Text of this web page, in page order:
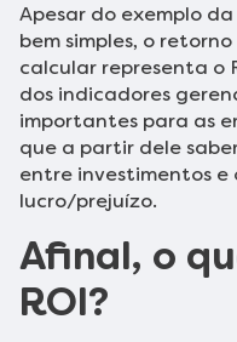
Apesar do exemplo
bem simples, o
calcular representa o
dos indicadores
importantes para as
que a partir dele
entre investimentos e
lucro/prejuízo.
Afinal, o
ROI?